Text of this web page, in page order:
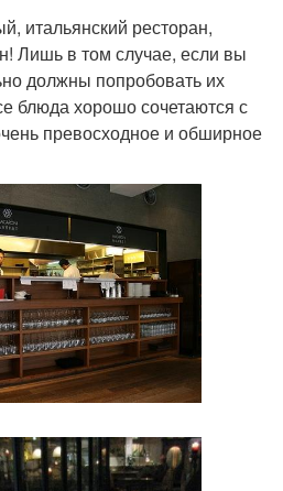
итальянский ресторан,
Лишь в том случае, если вы
должны попробовать их
блюда хорошо сочетаются с
превосходное и обширное